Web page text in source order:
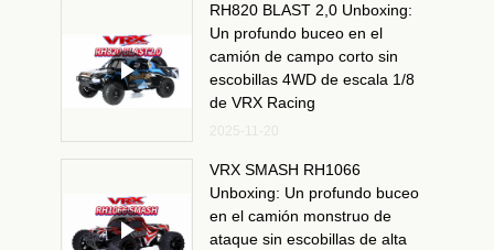
RH820 BLAST 2,0 Unboxing:
Un profundo buceo en el
camión de campo corto sin
escobillas 4WD de escala 1/8
de VRX Racing
VRX SMASH RH1066
Unboxing: Un profundo buceo
en el camión monstruo de
ataque sin escobillas de alta